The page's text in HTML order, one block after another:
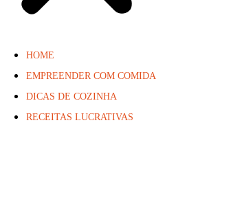
HOME
EMPREENDER COM COMIDA
DICAS DE COZINHA
RECEITAS LUCRATIVAS